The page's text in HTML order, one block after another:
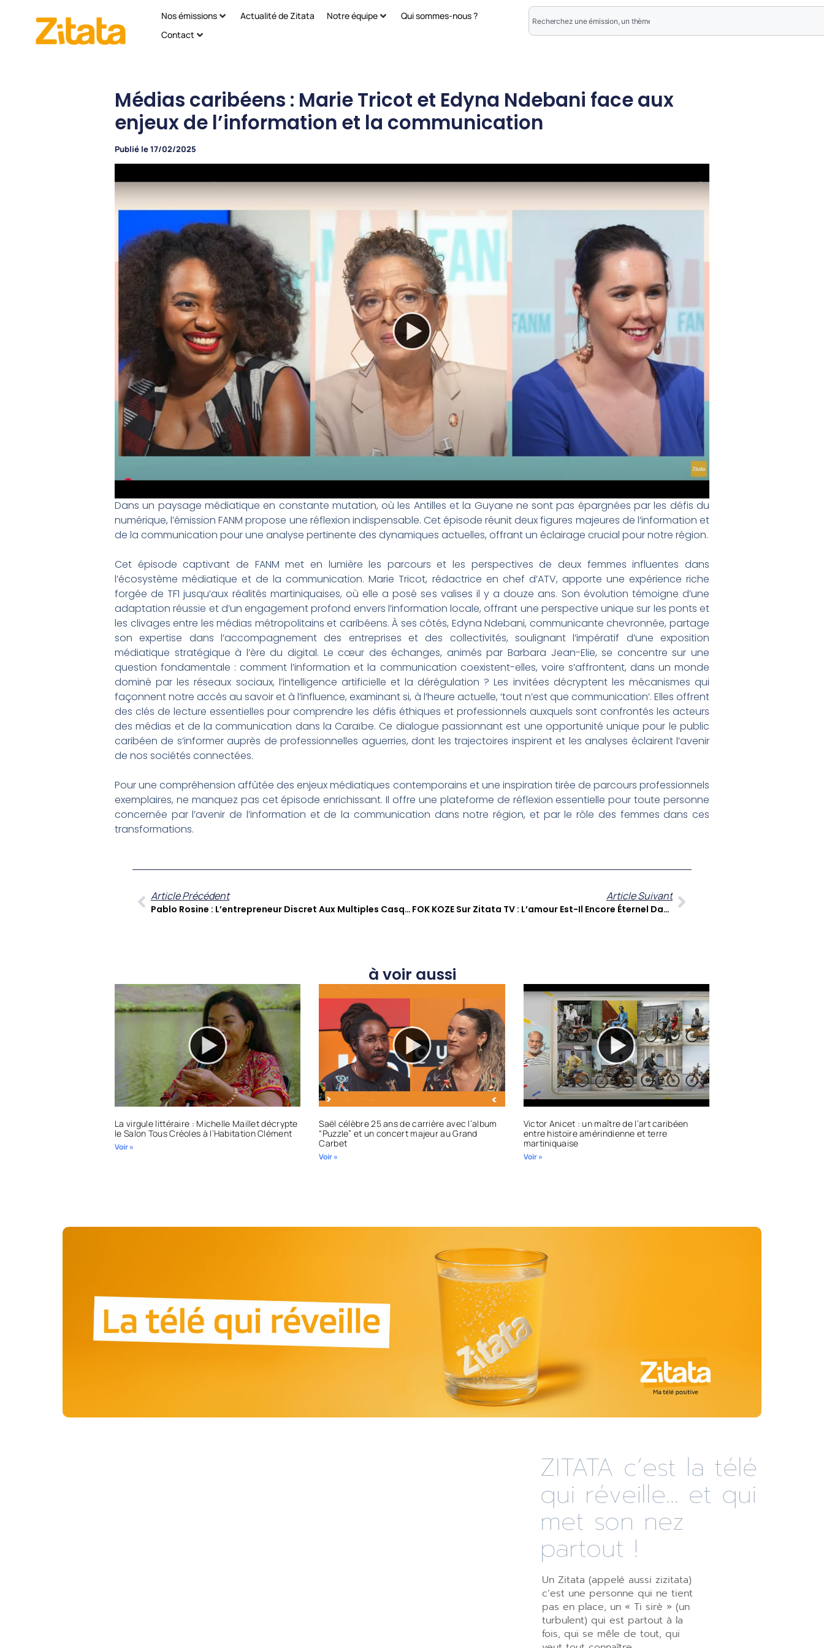
Nos émissions Actualité de Zitata Notre équipe
Qui sommes-nous ?
Contact
Médias caribéens : Marie Tricot et Edyna Ndebani face aux
enjeux de l’information et la communication
Publié le17/02/2025
Dans un paysage médiatique en constante mutation, où les Antilles et la Guyane ne sont pas épargnées par les défis du
numérique, l’émission FANM propose une réflexion indispensable. Cet épisode réunit deux figures majeures de l’information et
de la communication pour une analyse pertinente des dynamiques actuelles, offrant un éclairage crucial pour notre région.
Cet épisode captivant de FANM met en lumière les parcours et les perspectives de deux femmes influentes dans
l’écosystème médiatique et de la communication. Marie Tricot, rédactrice en chef d’ATV, apporte une expérience riche
forgée de TF1 jusqu’aux réalités martiniquaises, où elle a posé ses valises il y a douze ans. Son évolution témoigne d’une
adaptation réussie et d’un engagement profond envers l’information locale, offrant une perspective unique sur les ponts et
les clivages entre les médias métropolitains et caribéens. À ses côtés, Edyna Ndebani, communicante chevronnée, partage
son expertise dans l’accompagnement des entreprises et des collectivités, soulignant l’impératif d’une exposition
médiatique stratégique à l’ère du digital. Le cœur des échanges, animés par Barbara Jean-Elie, se concentre sur une
question fondamentale : comment l’information et la communication coexistent-elles, voire s’affrontent, dans un monde
dominé par les réseaux sociaux, l’intelligence artificielle et la dérégulation ? Les invitées décryptent les mécanismes qui
façonnent notre accès au savoir et à l’influence, examinant si, à l’heure actuelle, ‘tout n’est que communication’. Elles offrent
des clés de lecture essentielles pour comprendre les défis éthiques et professionnels auxquels sont confrontés les acteurs
des médias et de la communication dans la Caraïbe. Ce dialogue passionnant est une opportunité unique pour le public
caribéen de s’informer auprès de professionnelles aguerries, dont les trajectoires inspirent et les analyses éclairent l’avenir
de nos sociétés connectées.
Pour une compréhension affûtée des enjeux médiatiques contemporains et une inspiration tirée de parcours professionnels
exemplaires, ne manquez pas cet épisode enrichissant. Il offre une plateforme de réflexion essentielle pour toute personne
concernée par l’avenir de l’information et de la communication dans notre région, et par le rôle des femmes dans ces
transformations.
Article Précédent
Pablo Rosine : L’entrepreneur Discret Aux Multiples Casquettes, Du Lamentin À The Rooftop
Article Suivant
FOK KOZE Sur Zitata TV : L’amour Est-Il Encore Éternel Dans Nos Sociétés Caribéennes ?
à voir aussi
La virgule littéraire : Michelle Maillet décrypte
le Salon Tous Créoles à l’Habitation Clément
Voir »
Saël célèbre 25 ans de carrière avec l’album
“Puzzle” et un concert majeur au Grand
Carbet
Voir »
Victor Anicet : un maître de l’art caribéen
entre histoire amérindienne et terre
martiniquaise
Voir »
ZITATA c’est la télé
qui réveille... et qui
met son nez
partout !
Un Zitata (appelé aussi zizitata)
c’est une personne qui ne tient
pas en place, un « Ti sirè » (un
turbulent) qui est partout à la
fois, qui se mêle de tout, qui